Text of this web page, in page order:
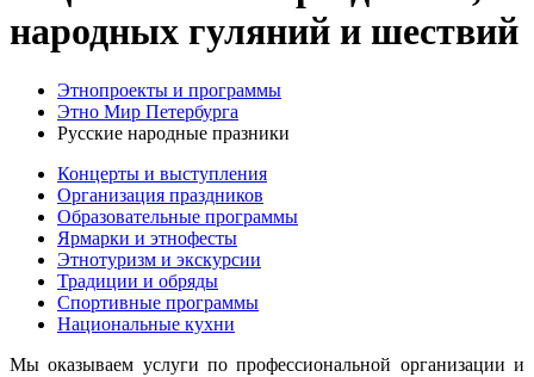
народных гуляний и шествий
Этнопроекты и программы
Этно Мир Петербурга
Русские народные празники
Концерты и выступления
Организация праздников
Образовательные программы
Ярмарки и этнофесты
Этнотуризм и экскурсии
Традиции и обряды
Спортивные программы
Национальные кухни
Мы оказываем услуги по профессиональной организации и